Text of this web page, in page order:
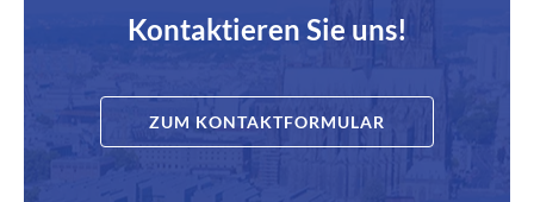
Kontaktieren Sie uns!
ZUM KONTAKTFORMULAR